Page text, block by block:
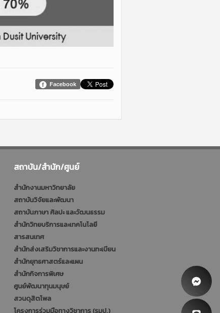
Facebook
สถาบัน/สำนัก/ศูนย์
สำนักงานมหาวิทยาลัย
สถาบันวิจัยและพัฒนา
สถาบันภาษา ศิลปะ และวัฒนธรรม
สำนักวิทยบริการและเทคโนโลยี
สารสนเทศ
สำนักส่งเสริมวิชาการและงานทะเบียน
สำนักยุทธศาสตร์และแผน
สำนักกิจการพิเศษ
ศูนย์พัฒนาทุนมนุษย์
สวนดุสิตโพล
โครงการร่วมมือทางวิชาการ (รมป.)